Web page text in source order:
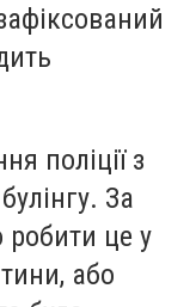
поліції з
За
робити це у
або